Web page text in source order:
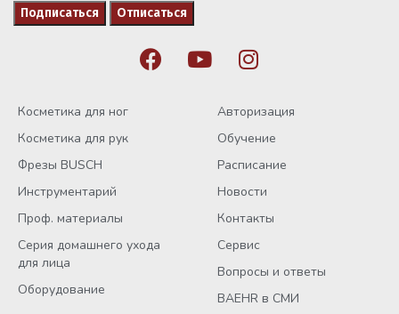
Косметика для ног
Косметика для рук
Фрезы BUSCH
Инструментарий
Проф. материалы
Серия домашнего ухода
для лица
Оборудование
Авторизация
Обучение
Расписание
Новости
Контакты
Сервис
Вопросы и ответы
BAEHR в СМИ